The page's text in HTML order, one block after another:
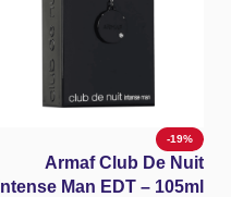
-19%
Armaf Club De Nuit
Intense Man EDT – 105ml